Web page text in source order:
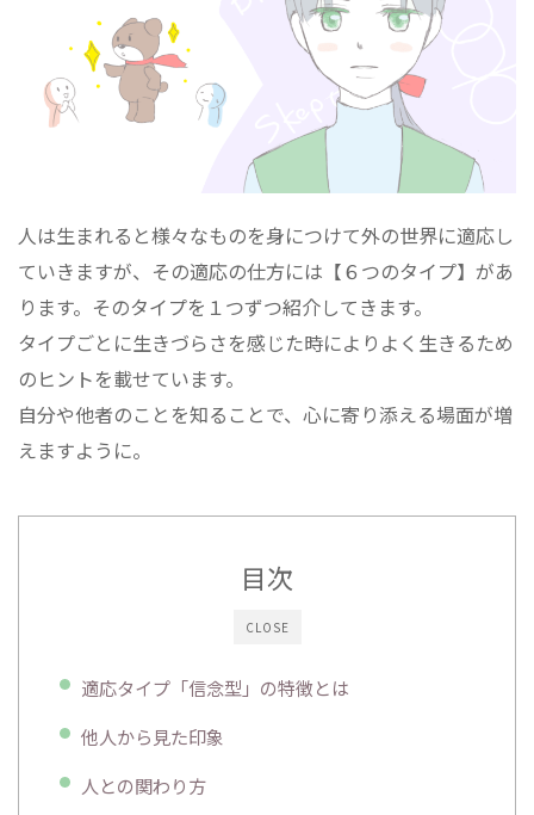
人は生まれると様々なものを身につけて外の世界に適応し
ていきますが、その適応の仕方には【６つのタイプ】があ
ります。そのタイプを１つずつ紹介してきます。
タイプごとに生きづらさを感じた時によりよく生きるため
のヒントを載せています。
自分や他者のことを知ることで、心に寄り添える場面が増
えますように。
CLOSE
目次
適応タイプ「信念型」の特徴とは
他人から見た印象
人との関わり方